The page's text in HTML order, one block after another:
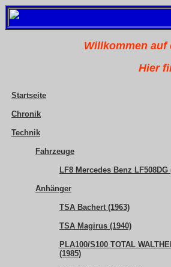
Willkommen auf
Hier
Startseite
Chronik
Technik
Fahrzeuge
LF8 Mercedes Benz LF508DG
Anhänger
TSA Bachert (1963)
TSA Magirus (1940)
PLA100/S100 TOTAL
(1985)